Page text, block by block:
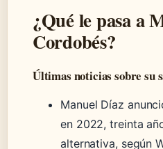
¿Qué le pasa a
Cordobés?
Últimas noticias sobre su
Manuel Díaz
en 2022, treinta
alternativa, según